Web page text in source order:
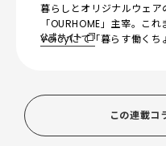
暮らしとオリジナルウェ
「OURHOME」主宰。こ
Voicyにて「暮らす働くち
公式サイト
この連載コ